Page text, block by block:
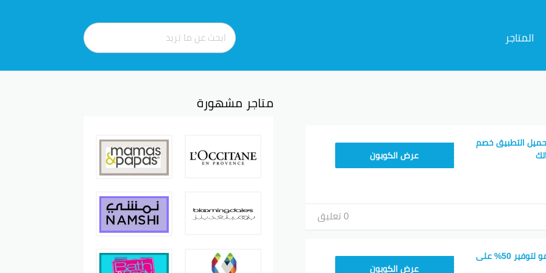
المتاجر
التطبيق خصم
CX433209
عرض الكوبون
0 تعليق
اكتشف كود خصم تيمو لتوفير 50% على
TEM34عرض الكوبون
متاجر مشهورة